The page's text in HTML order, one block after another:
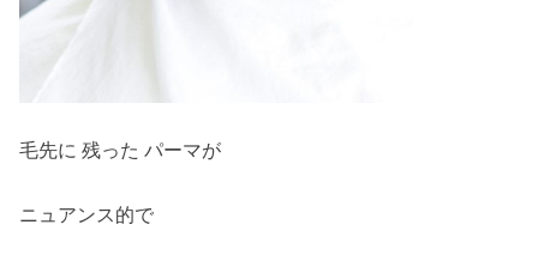
毛先に 残った パーマが
ニュアンス的で